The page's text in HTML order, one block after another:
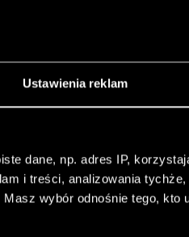
Ustawienia reklam
dane, np. adres IP,
i treści, analizowania
wybór odnośnie tego, kto